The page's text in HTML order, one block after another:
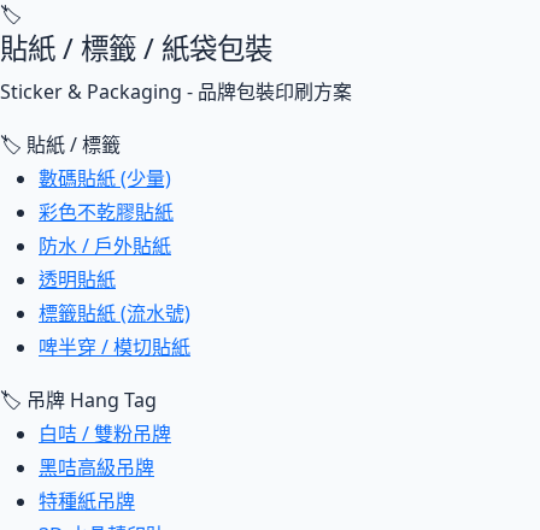
🏷
貼紙 / 標籤 / 紙袋包裝
Sticker & Packaging - 品牌包裝印刷方案
🏷 貼紙 / 標籤
數碼貼紙 (少量)
彩色不乾膠貼紙
防水 / 戶外貼紙
透明貼紙
標籤貼紙 (流水號)
啤半穿 / 模切貼紙
🏷 吊牌 Hang Tag
白咭 / 雙粉吊牌
黑咭高級吊牌
特種紙吊牌